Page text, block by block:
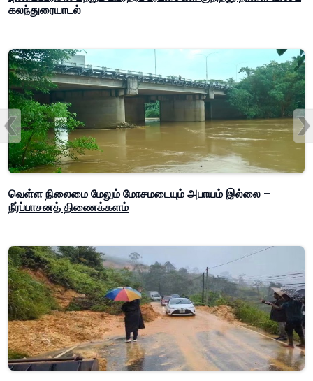
கலந்துரையாடல்
வெள்ள நிலைமை மேலும் மோசமடையும் அபாயம் இல்லை –
நீர்ப்பாசனத் திணைக்களம்